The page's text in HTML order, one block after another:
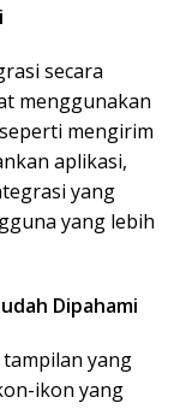
secara
menggunakan
mengirim
aplikasi,
yang
yang lebih
Dipahami
yang
ikon yang